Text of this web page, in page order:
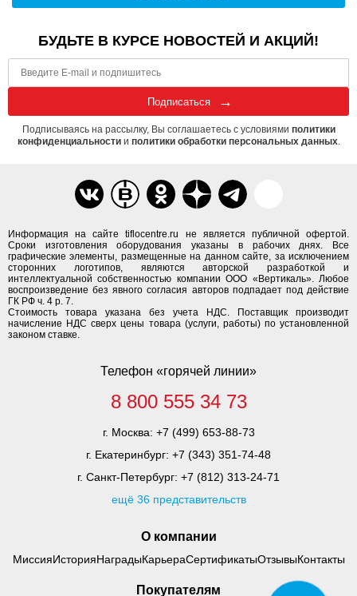
О компании
МиссияИсторияНаградыКарьераСертификатыОтзывыКонтакты
Информация на сайте tiflocentre.ru не является публичной офертой.
Сроки изготовления оборудования указаны в рабочих днях. Все
графические элементы, размещенные на данном сайте, за исключением
сторонних логотипов, являются авторской разработкой и
интеллектуальной собственностью компании ООО «Вертикаль». Любое
воспроизведение без явного согласия авторов подпадает под действие
ГК РФ ч. 4 р. 7.
Стоимость товара указана без учета НДС. Поставщик производит
начисление НДС сверх цены товара (услуги, работы) по установленной
законом ставке.
Покупателям
Телефон «горячей линии»
8 800 555 34 73
г. Москва: +7 (499) 653-88-73
г. Екатеринбург: +7 (343) 351-74-48
г. Санкт-Петербург: +7 (812) 313-24-71
ещё 36 представительств
БУДЬТЕ В КУРСЕ НОВОСТЕЙ И АКЦИЙ!
Подписаться
Подписываясь на рассылку, Вы соглашаетесь с условиями политики
конфиденциальностии политики обработки персональных данных.